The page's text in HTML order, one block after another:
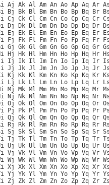
Aj Ak Al Am An Ao Ap Aq Ar
Bj Bk Bl Bm Bn Bo Bp Bq Br
Cj Ck Cl Cm Cn Co Cp Cq Cr
Dj Dk Dl Dm Dn Do Dp Dq Dr
Ej Ek El Em En Eo Ep Eq Er
Fj Fk Fl Fm Fn Fo Fp Fq Fr
Gj Gk Gl Gm Gn Go Gp Gq Gr
Hj Hk Hl Hm Hn Ho Hp Hq Hr
Ij Ik Il Im In Io Ip Iq Ir
Jj Jk Jl Jm Jn Jo Jp Jq Jr
Kj Kk Kl Km Kn Ko Kp Kq Kr
Lj Lk Ll Lm Ln Lo Lp Lq Lr
Mj Mk Ml Mm Mn Mo Mp Mq Mr
Nj Nk Nl Nm Nn No Np Nq Nr
Oj Ok Ol Om On Oo Op Oq Or
Pj Pk Pl Pm Pn Po Pp Pq Pr
Qj Qk Ql Qm Qn Qo Qp Qq Qr
Rj Rk Rl Rm Rn Ro Rp Rq Rr
Sj Sk Sl Sm Sn So Sp Sq Sr
Tj Tk Tl Tm Tn To Tp Tq Tr
Uj Uk Ul Um Un Uo Up Uq Ur
Vj Vk Vl Vm Vn Vo Vp Vq Vr
Wj Wk Wl Wm Wn Wo Wp Wq Wr
Xj Xk Xl Xm Xn Xo Xp Xq Xr
Yj Yk Yl Ym Yn Yo Yp Yq Yr
Zj Zk Zl Zm Zn Zo Zp Zq Zr